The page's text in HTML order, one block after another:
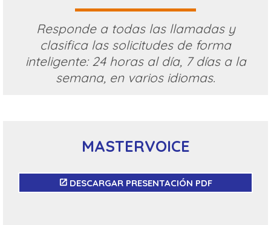
Responde a todas las llamadas y
clasifica las solicitudes de forma
inteligente: 24 horas al día, 7 días a la
semana, en varios idiomas.
MASTERVOICE
DESCARGAR PRESENTACIÓN PDF